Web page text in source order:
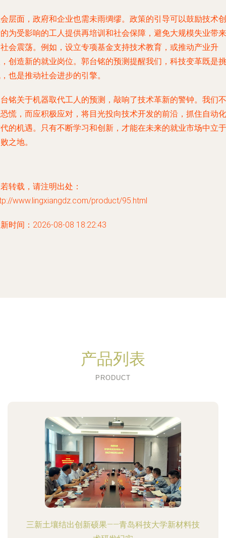
层面，政府和企业也需未雨绸缪。政策的引导可以鼓励技术创
为受影响的工人提供再培训和社会保障，避免大规模失业带来
会震荡。例如，设立专项基金支持技术教育，或推动产业升
创造新的就业岗位。郭台铭的预测提醒我们，科技变革既是挑
也是推动社会进步的引擎。
铭关于机器取代工人的预测，敲响了技术革新的警钟。我们不
慌，而应积极应对，将目光投向技术开发的前沿，抓住自动化
的机遇。只有不断学习和创新，才能在未来的就业市场中立于
之地。
转载，请注明出处：
www.lingxiangdz.com/product/95.html
时间：2026-08-08 18:22:43
产品列表
PRODUCT
三新土壤结出创新硕果——青岛科技大学新材料技